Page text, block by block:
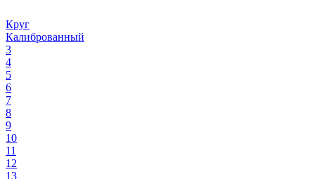
Круг
Калиброванный
3
4
5
6
7
8
9
10
11
12
13